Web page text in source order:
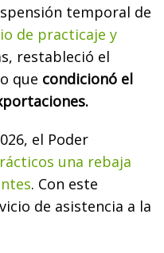
temporal de
de practicaje y
restableció el
que condicionó el
el Poder
una rebaja
. Con este
de asistencia a la